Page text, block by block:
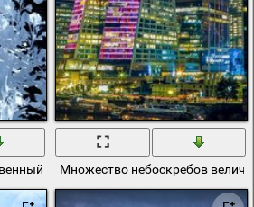
замок королевы
Множество небоскребов